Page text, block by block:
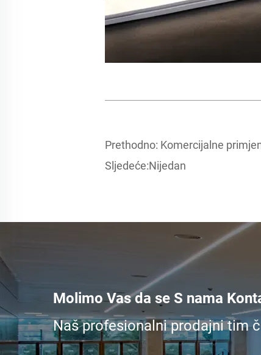
Prethodno: Komercijalne
Sljedeće:Nijedan
Molimo Vas da se S nama
Naš profesionalni prodajni tim